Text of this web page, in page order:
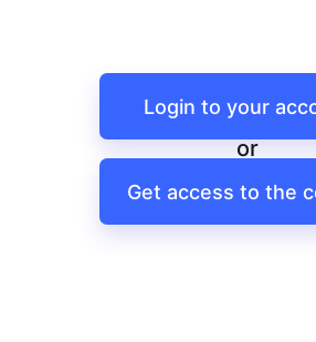
Login to your
or
Get access to the